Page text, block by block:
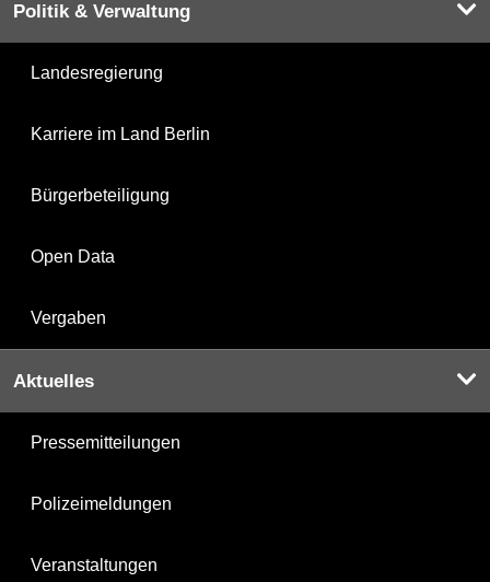
Politik & Verwaltung
Landesregierung
Karriere im Land Berlin
Bürgerbeteiligung
Open Data
Vergaben
Aktuelles
Pressemitteilungen
Polizeimeldungen
Veranstaltungen